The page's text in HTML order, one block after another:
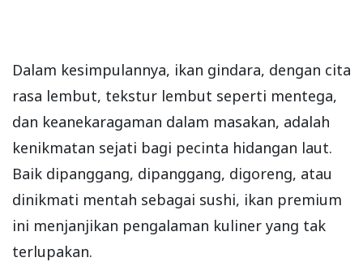
Dalam kesimpulannya, ikan gindara, dengan cita
rasa lembut, tekstur lembut seperti mentega,
dan keanekaragaman dalam masakan, adalah
kenikmatan sejati bagi pecinta hidangan laut.
Baik dipanggang, dipanggang, digoreng, atau
dinikmati mentah sebagai sushi, ikan premium
ini menjanjikan pengalaman kuliner yang tak
terlupakan.